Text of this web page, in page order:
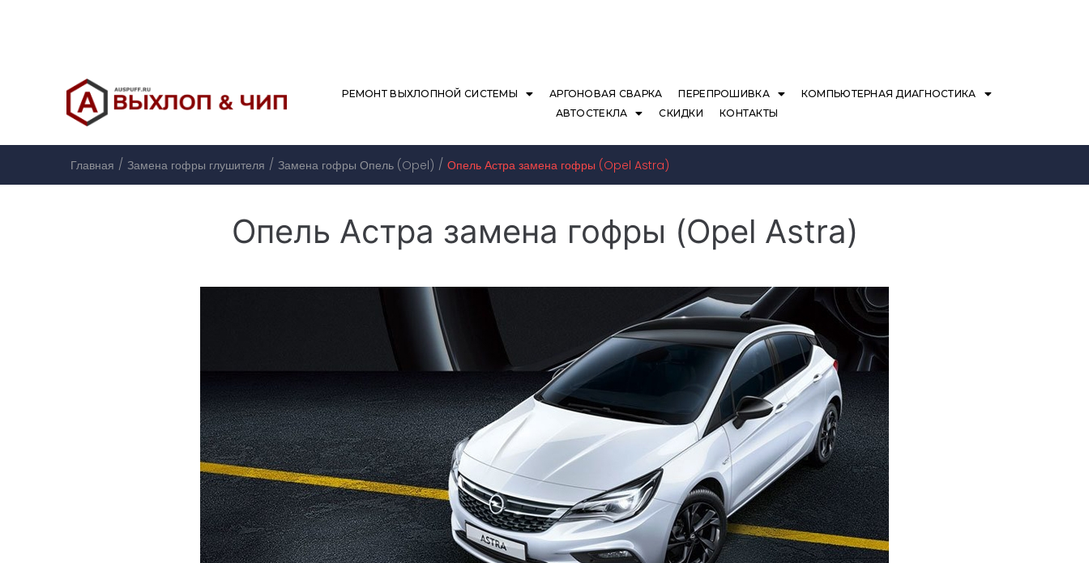
РЕМОНТ ВЫХЛОПНОЙ СИСТЕМЫ АРГОНОВАЯ СВАРКА ПЕРЕПРОШИВКА
КОМПЬЮТЕРНАЯ ДИАГНОСТИКА
АВТОСТЕКЛА
СКИДКИ КОНТАКТЫ
Главная / Замена гофры глушителя / Замена гофры Опель (Opel) / Опель Астра замена гофры (Opel Astra)
Опель Астра замена гофры (Opel Astra)